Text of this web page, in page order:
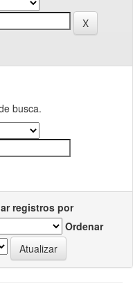
busca.
registros por
Ordenar